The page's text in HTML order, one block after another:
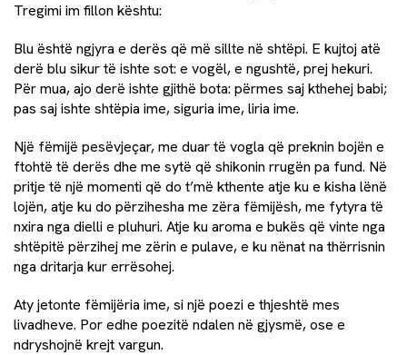
Tregimi im fillon kështu:
Blu është ngjyra e derës që më sillte në shtëpi. E kujtoj atë
derë blu sikur të ishte sot: e vogël, e ngushtë, prej hekuri.
Për mua, ajo derë ishte gjithë bota: përmes saj kthehej babi;
pas saj ishte shtëpia ime, siguria ime, liria ime.
Një fëmijë pesëvjeçar, me duar të vogla që preknin bojën e
ftohtë të derës dhe me sytë që shikonin rrugën pa fund. Në
pritje të një momenti që do t’më kthente atje ku e kisha lënë
lojën, atje ku do përzihesha me zëra fëmijësh, me fytyra të
nxira nga dielli e pluhuri. Atje ku aroma e bukës që vinte nga
shtëpitë përzihej me zërin e pulave, e ku nënat na thërrisnin
nga dritarja kur errësohej.
Aty jetonte fëmijëria ime, si një poezi e thjeshtë mes
livadheve. Por edhe poezitë ndalen në gjysmë, ose e
ndryshojnë krejt vargun.